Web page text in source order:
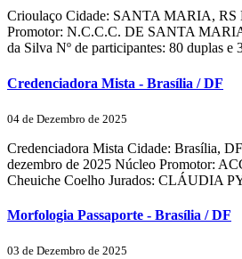
Crioulaço Cidade: SANTA MARIA, RS
Promotor: N.C.C.C. DE SANTA
da Silva Nº de participantes: 80 duplas e
Credenciadora Mista - Brasília / DF
04 de Dezembro de 2025
Credenciadora Mista Cidade: Brasília,
dezembro de 2025 Núcleo Promotor:
Cheuiche Coelho Jurados: CLÁUDIA
Morfologia Passaporte - Brasília / DF
03 de Dezembro de 2025